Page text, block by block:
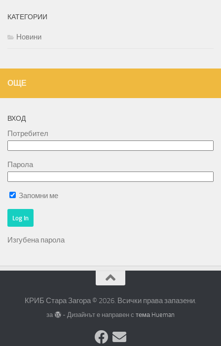
КАТЕГОРИИ
Новини
ОЩЕ
ВХОД
Потребител
Парола
Запомни ме
Изгубена парола
КРИБ Стара Загора © 2026. Всички права запазени.
за - Дизайнът е направен с тема Hueman